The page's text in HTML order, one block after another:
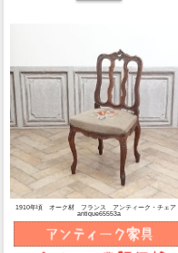
1910年頃 オーク材 フランス アンティーク・チェ
antique65553a